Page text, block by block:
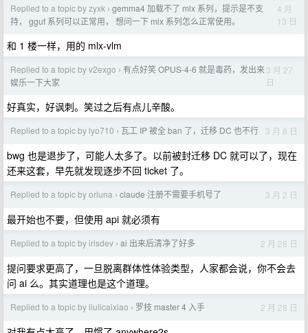
Replied to a topic by zyxk › gemma4 加载不了 mlx 系列，提示是不支
持， gguf 系列可以正常用， 想问一下 mlx 系列怎么正常使用。
4 月
13 日
和 1 楼一样，用的 mlx-vlm
Replied to a topic by v2exgo › 有点好笑 OPUS-4-6 就是毒药，发出来
娱乐一下大家
3 月 27
日
好真实，好讽刺。笑过之后有点儿辛酸。
Replied to a topic by lyo710 › 瓦工 IP 被全 ban 了，迁移 DC 也不行 3 月 8 日
bwg 也是退步了，可能人太多了。以前被封迁移 DC 就可以了，现在
还来这套，早先就发现逐步不回 ticket 了。
Replied to a topic by orluna › claude 注册不需要手机号了 3 月 2 日
最开始也不要，但使用 api 就必须有
Replied to a topic by irisdev › ai 出来后清净了好多 2 月 28 日
提问要求更高了，一旦脱离群体性体验类型，人家都会说，你不会去
问 ai 么。其实道理也是这个道理。
Replied to a topic by liulicaixiao › 罗技 master 4 入手 2 月 28 日